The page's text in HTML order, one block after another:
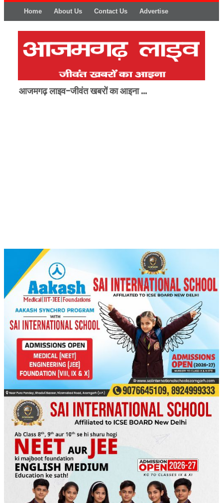
Home About Us Contact Us Advertise
आजमगढ़ लाइव-जीवंत खबरों का आइना ...